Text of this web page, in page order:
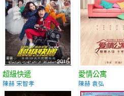
2016
超級快遞
陳赫 宋智孝
愛情公寓
陳赫 袁弘